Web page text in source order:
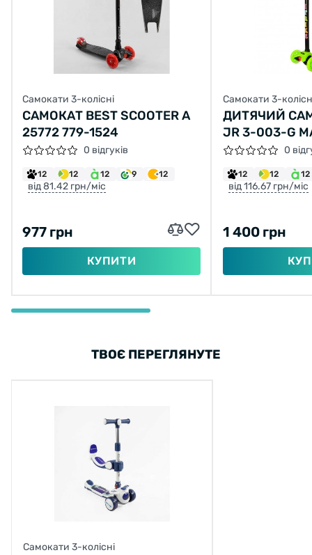
Самокати 3-колісні
САМОКАТ BEST SCOOTER A
25772 779-1524
0 відгуків
12 12 12 9 12
від 81.42 грн/міс
977 грн
КУПИТИ
Самокати 3-
ДИТЯЧИЙ
JR 3-003-G
ЩО
0
12 12 12
від 116.67 грн/міс
1 400 грн
ТВОЄ ПЕРЕГЛЯНУТЕ
Самокати 3-колісні